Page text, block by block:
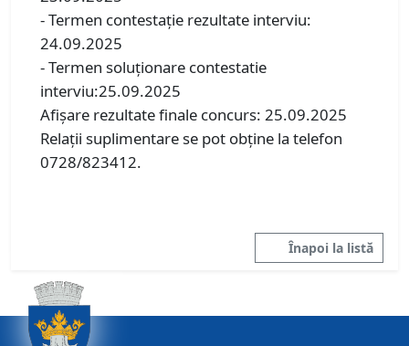
- Termen contestaţie rezultate interviu:
24.09.2025
- Termen soluţionare contestatie
interviu:25.09.2025
Afişare rezultate finale concurs: 25.09.2025
Relaţii suplimentare se pot obţine la telefon
0728/823412.
Înapoi la listă